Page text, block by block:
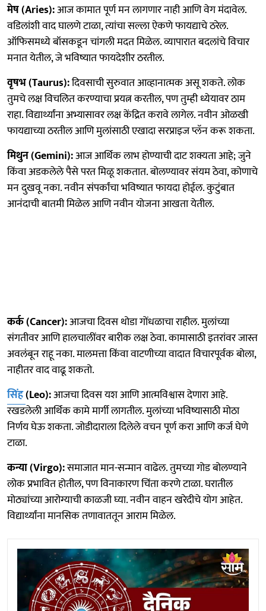
मेष (Aries):आज कामात पूर्ण मन लागणार नाही आणि वेग मंदावेल.
वडिलांशी वाद घालणे टाळा, त्यांचा सल्ला ऐकणे फायद्याचे ठरेल.
ऑफिसमध्ये बॉसकडून चांगली मदत मिळेल. व्यापारात बदलांचे विचार
मनात येतील, जे भविष्यात फायदेशीर ठरतील.
वृषभ (Taurus):दिवसाची सुरुवात आव्हानात्मक असू शकते. लोक
तुमचे लक्ष विचलित करण्याचा प्रयत्न करतील, पण तुम्ही ध्येयावर ठाम
राहा. विद्यार्थ्यांना अभ्यासावर लक्ष केंद्रित करावे लागेल. नवीन ओळखी
फायद्याच्या ठरतील आणि मुलांसाठी एखादा सरप्राइज प्लॅन करू शकता.
मिथुन (Gemini):आज आर्थिक लाभ होण्याची दाट शक्यता आहे; जुने
किंवा अडकलेले पैसे परत मिळू शकतात. बोलण्यावर संयम ठेवा, कोणाचे
मन दुखवू नका. नवीन संपर्कांचा भविष्यात फायदा होईल. कुटुंबात
आनंदाची बातमी मिळेल आणि नवीन योजना आखता येतील.
कर्क (Cancer):आजचा दिवस थोडा गोंधळाचा राहील. मुलांच्या
संगतीवर आणि हालचालींवर बारीक लक्ष ठेवा. कामासाठी इतरांवर जास्त
अवलंबून राहू नका. मालमत्ता किंवा वाटणीच्या वादात विचारपूर्वक बोला,
नाहीतर वाद वाढू शकतो.
सिंह(Leo):आजचा दिवस यश आणि आत्मविश्वास देणारा आहे.
रखडलेली आर्थिक कामे मार्गी लागतील. मुलांच्या भविष्यासाठी मोठा
निर्णय घेऊ शकता. जोडीदाराला दिलेले वचन पूर्ण करा आणि कर्ज घेणे
टाळा.
कन्या (Virgo):समाजात मान-सन्मान वाढेल. तुमच्या गोड बोलण्याने
लोक प्रभावित होतील, पण विनाकारण चिंता करणे टाळा. घरातील
मोठ्यांच्या आरोग्याची काळजी घ्या. नवीन वाहन खरेदीचे योग आहेत.
विद्यार्थ्यांना मानसिक तणावाततून आराम मिळेल.